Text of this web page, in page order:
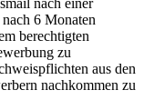
6 Monaten
berechtigten
zu
aus den
nachkommen zu